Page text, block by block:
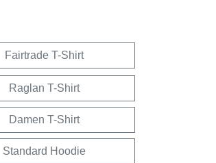
Fairtrade T-Shirt
Raglan T-Shirt
Damen T-Shirt
Standard Hoodie